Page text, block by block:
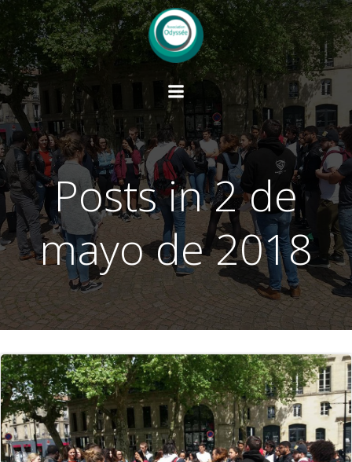
Saltar
al
contenido
Posts in 2 de
mayo de 2018